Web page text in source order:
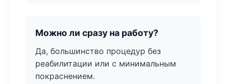
Можно ли сразу на работу?
Да, большинство процедур без
реабилитации или с минимальным
покраснением.